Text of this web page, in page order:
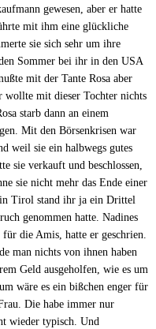
gewesen, aber er hatte
mit ihm eine glückliche
sie sich sehr um ihre
Sommer bei ihr in den USA
mit der Tante Rosa aber
mit dieser Tochter nichts
starb dann an einem
Mit den Börsenkrisen war
weil sie ein halbwegs gutes
sie verkauft und beschlossen,
sie nicht mehr das Ende einer
in Tirol stand ihr ja ein Drittel
genommen hatte. Nadines
die Amis, hatte er geschrien.
man nichts von ihnen haben
Geld ausgeholfen, wie es um
wäre es ein bißchen enger für
Die habe immer nur
wieder typisch. Und